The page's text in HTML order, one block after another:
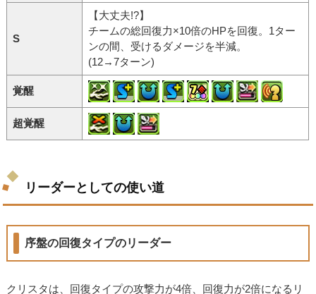
S
【大丈夫!?】
チームの総回復力×10倍のHPを回復。1ター
ンの間、受けるダメージを半減。
(12→7ターン)
覚醒
超覚醒
リーダーとしての使い道
序盤の回復タイプのリーダー
クリスタは、回復タイプの攻撃力が4倍、回復力が2倍になるリ